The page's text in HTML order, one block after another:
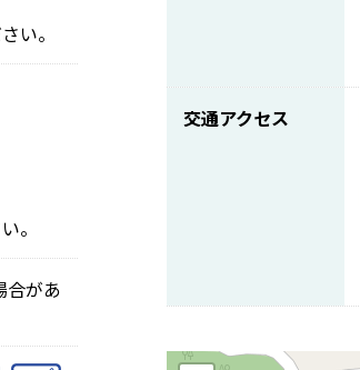
い。
。
合があ
交通アクセス